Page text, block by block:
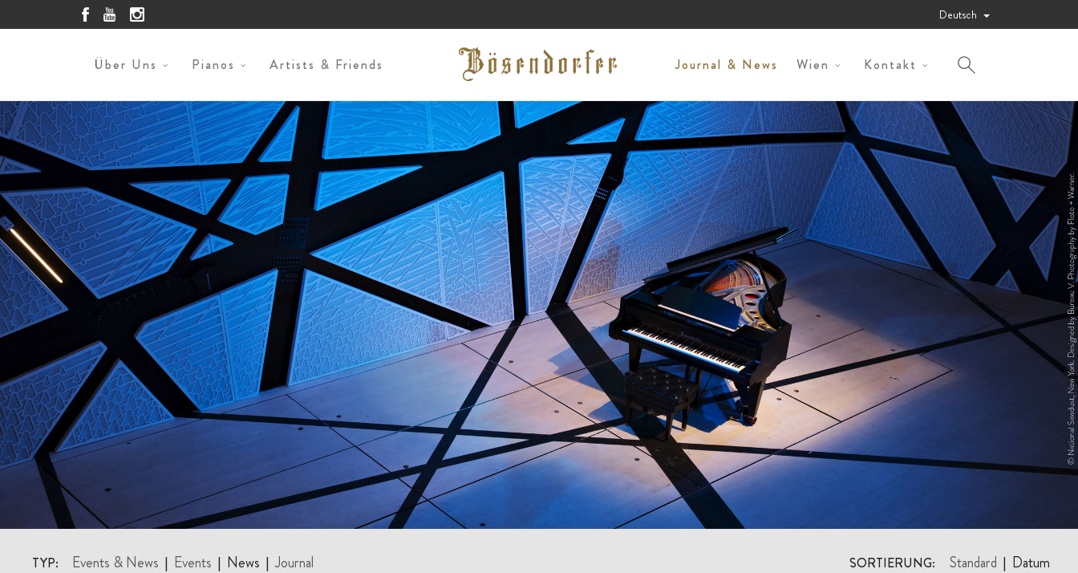
Deutsch
Über Uns Pianos Artists & Friends Journal & News Wien Kontakt
TYP: Events & News | Events | News | Journal SORTIERUNG: Standard | Datum